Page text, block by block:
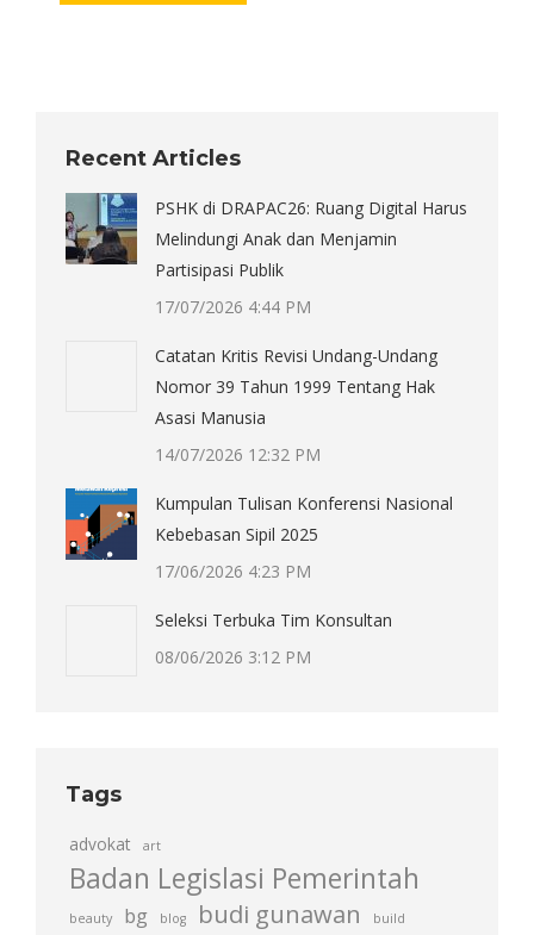
Recent Articles
PSHK di DRAPAC26: Ruang Digital Harus
Melindungi Anak dan Menjamin
Partisipasi Publik
17/07/2026 4:44 PM
Catatan Kritis Revisi Undang-Undang
Nomor 39 Tahun 1999 Tentang Hak
Asasi Manusia
14/07/2026 12:32 PM
Kumpulan Tulisan Konferensi Nasional
Kebebasan Sipil 2025
17/06/2026 4:23 PM
Seleksi Terbuka Tim Konsultan
08/06/2026 3:12 PM
Tags
advokat art
Badan Legislasi Pemerintah
beauty bg blog budi gunawan build